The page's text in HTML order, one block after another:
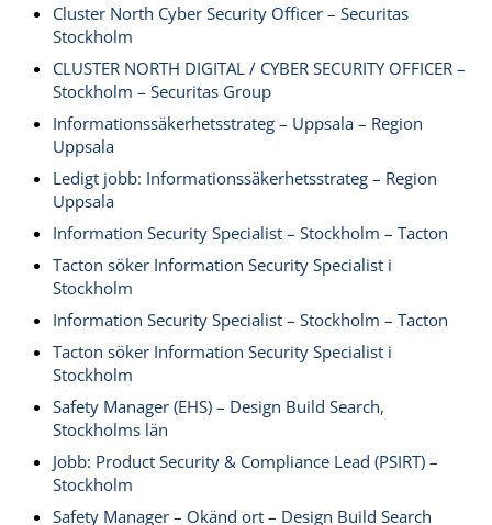
Cluster North Cyber Security Officer – Securitas
Stockholm
CLUSTER NORTH DIGITAL / CYBER SECURITY OFFICER –
Stockholm – Securitas Group
Informationssäkerhetsstrateg – Uppsala – Region
Uppsala
Ledigt jobb: Informationssäkerhetsstrateg – Region
Uppsala
Information Security Specialist – Stockholm – Tacton
Tacton söker Information Security Specialist i
Stockholm
Information Security Specialist – Stockholm – Tacton
Tacton söker Information Security Specialist i
Stockholm
Safety Manager (EHS) – Design Build Search,
Stockholms län
Jobb: Product Security & Compliance Lead (PSIRT) –
Stockholm
Safety Manager – Okänd ort – Design Build Search